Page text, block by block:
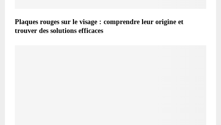
Plaques rouges sur le visage : comprendre leur origine et
trouver des solutions efficaces